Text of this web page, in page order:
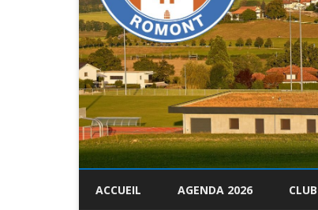
ACCUEIL AGENDA 2026 CLUB